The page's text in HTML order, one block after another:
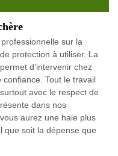
sur la
protection à utiliser. La
d’intervenir chez
Tout le travail
avec le respect de
dans nos
aurez une haie plus
que soit la dépense que